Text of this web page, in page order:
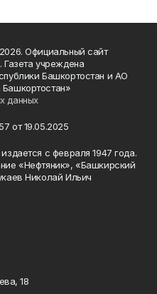
Официальный сайт
Газета учреждена
Башкортостан и АО
данных
от 19.05.2025
с февраля 1947 года.
«Нефтяник», «Башкирский
Николай Ильич
18